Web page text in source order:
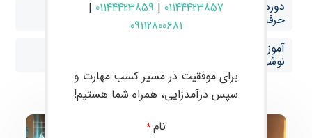
دوره حضوری فارکس در بابل آموزش صفر تا صد ترید
حرفه‌ای با پشتیبانی VIP در نوشهر
آموزش فارکس از صفر تا صد با پشتیبانی تخصصی در
نوشهر
01144423857
|
01144423859
|
09112800681
برای موفقیت در مسیر کسب مهارت و
سپس درآمدزایی، همراه شما هستیم!
نام *